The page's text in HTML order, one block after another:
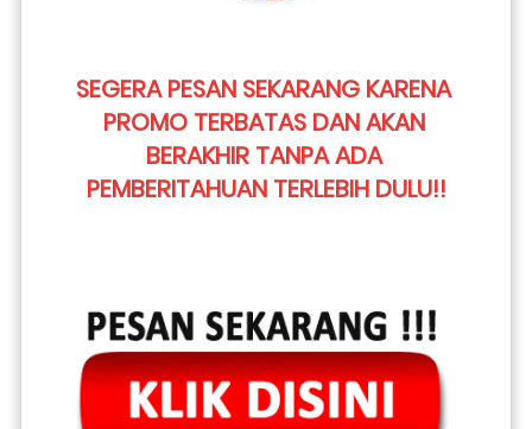
SEGERA PESAN SEKARANG KARENA
PROMO TERBATAS DAN AKAN
BERAKHIR TANPA ADA
PEMBERITAHUAN TERLEBIH DULU!!